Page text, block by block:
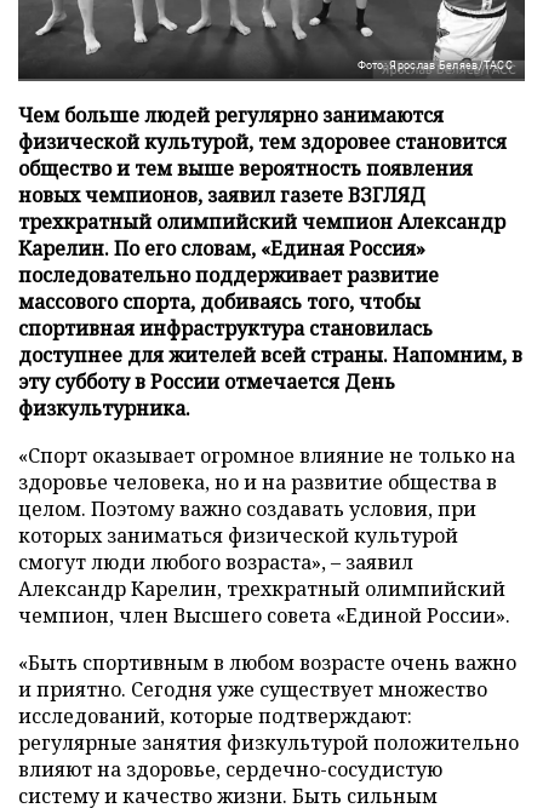
Фото: Ярослав Беляев/ТАСС
Чем больше людей регулярно занимаются
физической культурой, тем здоровее становится
общество и тем выше вероятность появления
новых чемпионов, заявил газете ВЗГЛЯД
трехкратный олимпийский чемпион Александр
Карелин. По его словам, «Единая Россия»
последовательно поддерживает развитие
массового спорта, добиваясь того, чтобы
спортивная инфраструктура становилась
доступнее для жителей всей страны. Напомним, в
эту субботу в России отмечается День
физкультурника.
«Спорт оказывает огромное влияние не только на
здоровье человека, но и на развитие общества в
целом. Поэтому важно создавать условия, при
которых заниматься физической культурой
смогут люди любого возраста», – заявил
Александр Карелин, трехкратный олимпийский
чемпион, член Высшего совета «Единой России».
«Быть спортивным в любом возрасте очень важно
и приятно. Сегодня уже существует множество
исследований, которые подтверждают:
регулярные занятия физкультурой положительно
влияют на здоровье, сердечно-сосудистую
систему и качество жизни. Быть сильным